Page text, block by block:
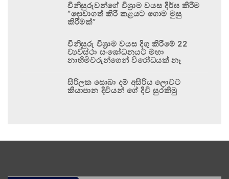
විනිසුරුවන්ගේ විශ්‍රාම වයස දීර්ඝ කිරීම
“දොවාගත් කිරි කළයට ගොම මුසු
කිරීමක්”
විනිසුරු විශ්‍රාම වයස දිගු කිරීමේ 22
ව්‍යවස්ථා සංශෝධනයට මහා
නාහිමිවරුන්ගෙන් විරෝධයක් නෑ
සිරිලක සොබා දම් අසිරිය ලොවට
කියාපාන දිවියන් ගේ දිවි සුරකිමු